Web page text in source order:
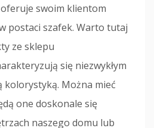
swoim klientom
postaci szafek. Warto tutaj
ze sklepu
się niezwykłym
kolorystyką. Można mieć
one doskonale się
naszego domu lub